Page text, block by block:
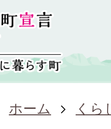
ホーム くら